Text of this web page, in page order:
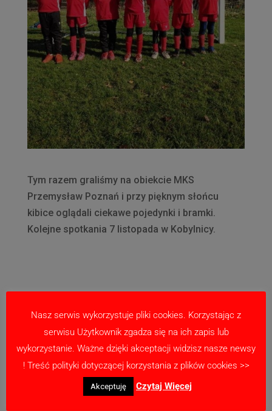
Tym razem graliśmy na obiekcie MKS
Przemysław Poznań i przy pięknym słońcu
kibice oglądali ciekawe pojedynki i bramki.
Kolejne spotkania 7 listopada w Kobylnicy.
Twój adres email nie zostanie opublikowany.
Wymagane pola są oznaczone *
Nasz serwis wykorzystuje pliki cookies. Korzystając z
serwisu Użytkownik zgadza się na ich zapis lub
wykorzystanie. Ważne dzięki akceptacji widzisz nasze newsy
! Treść polityki dotyczącej korzystania z plików cookies >>
Akceptuję Czytaj Więcej